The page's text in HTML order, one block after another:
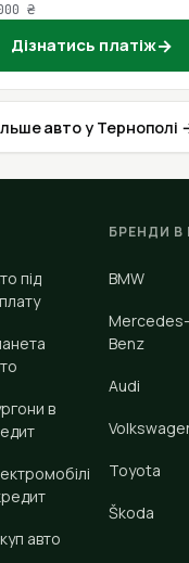
₴
Дізнатись платіж→
авто у Тернополі
під
в
авто
БРЕНДИ В
BMW
Mercedes-
Benz
Audi
Toyota
Škoda